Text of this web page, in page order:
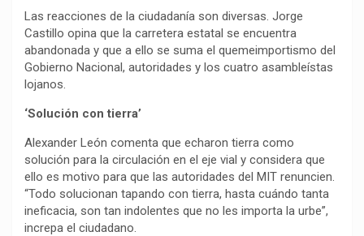
Las reacciones de la ciudadanía son diversas. Jorge
Castillo opina que la carretera estatal se encuentra
abandonada y que a ello se suma el quemeimportismo del
Gobierno Nacional, autoridades y los cuatro asambleístas
lojanos.
‘Solución con tierra’
Alexander León comenta que echaron tierra como
solución para la circulación en el eje vial y considera que
ello es motivo para que las autoridades del MIT renuncien.
“Todo solucionan tapando con tierra, hasta cuándo tanta
ineficacia, son tan indolentes que no les importa la urbe”,
increpa el ciudadano.